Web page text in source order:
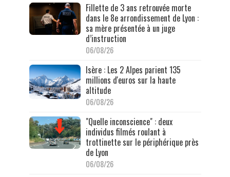
Fillette de 3 ans retrouvée morte
dans le 8e arrondissement de Lyon :
sa mère présentée à un juge
d’instruction
06/08/26
Isère : Les 2 Alpes parient 135
millions d'euros sur la haute
altitude
06/08/26
"Quelle inconscience" : deux
individus filmés roulant à
trottinette sur le périphérique près
de Lyon
06/08/26